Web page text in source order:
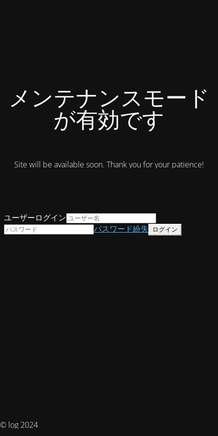
メンテナンスモード
が有効です
Site will be available soon. Thank you for your patience!
© log 2024
ユーザーログイン
パスワード紛失